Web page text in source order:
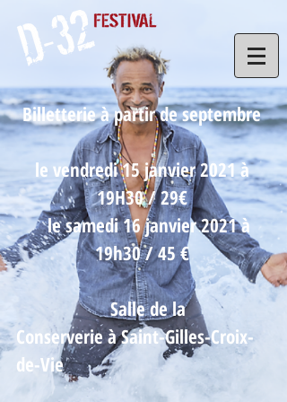
Billetterie à partir de septembre
le vendredi 15 janvier 2021 à
19H30 / 29€
le samedi 16 janvier 2021 à
19h30 / 45 €
Salle de la
Conserverie à Saint-Gilles-Croix-
de-Vie